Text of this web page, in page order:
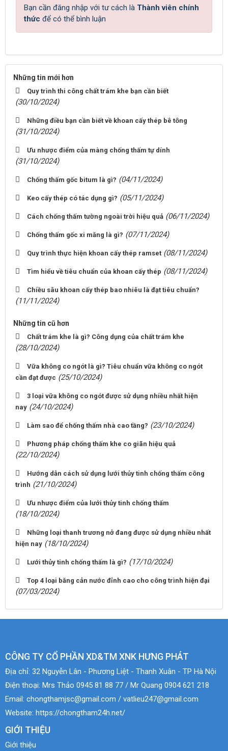
Bạn cần đăng nhập với tư cách là Thành viên chính
thức để có thể bình luận
Những tin mới hơn
Quy trình thi công chất trám khe bạn cần biết
(30/10/2024)
Những điều bạn cần biết về khoan cấy thép bê tông
(31/10/2024)
Ưu nhược điểm của màng chống thấm tự dính
(31/10/2024)
Chống thấm gốc bitum là gì? (04/11/2024)
Keo cấy thép có tác dụng gì? (05/11/2024)
Cách chống thấm tường ngoài trời hiệu quả (06/11/2024)
Chống thấm gốc xi măng là gì? (07/11/2024)
Quy trình thực hiện khoan cấy thép ramset (08/11/2024)
Tìm hiểu về tiêu chuẩn của khoan cấy thép (08/11/2024)
Chiều sâu khoan cấy thép bao nhiêu là đạt tiêu chuẩn?
(11/11/2024)
Những tin cũ hơn
Chất trám khe là gì? Công dụng của chất trám khe
(28/10/2024)
Vữa không co ngót là gì? Tiêu chuẩn vữa không co ngót
cần đạt được (25/10/2024)
3 loại vữa không co ngót được sử dụng nhiều nhất hiện
nay (24/10/2024)
Làm sao để chống thấm nhà cao tầng? (23/10/2024)
Phương pháp chống thấm khe co giãn hiệu quả
(22/10/2024)
Hướng dẫn cách sử dụng lưới thủy tinh chống thấm công
trình (21/10/2024)
Ưu nhược điểm của lưới thủy tinh chống thấm
(18/10/2024)
Những loại thanh trương nở đang được sử dụng nhiều nhất
hiện nay (18/10/2024)
Lưới thủy tinh chống thấm là gì? (17/10/2024)
Top 4 loại băng cản nước đỉnh cao cho công trình hiện đại
(07/03/2024)
CÔNG TY CỔ PHẦN XD&TM XNK HƯNG PHÁT
Địa chỉ: 32 Nguyễn Lân - Phương Liệt - Thanh Xuân - TP Hà Nội
Điện thoại: Mrs Thảo 0945 81 88 77 / Mr Quang 0904 621 218
Email: chongthamjsc@gmail.com / vatlieu247@gmail.com
Website: https://chongtham24h.net/
GIỚI THIỆU
Giới thiệu